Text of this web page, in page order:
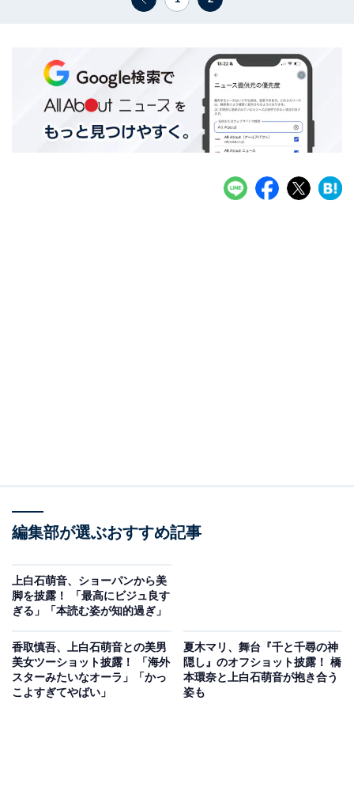
編集部が選ぶおすすめ記事
上白石萌音、ショーパンから美
脚を披露！ 「最高にビジュ良す
ぎる」「本読む姿が知的過ぎ」
香取慎吾、上白石萌音との美男
美女ツーショット披露！ 「海外
スターみたいなオーラ」「かっ
こよすぎてやばい」
夏木マリ、舞台『千と千尋の神
隠し』のオフショット披露！ 橋
本環奈と上白石萌音が抱き合う
姿も